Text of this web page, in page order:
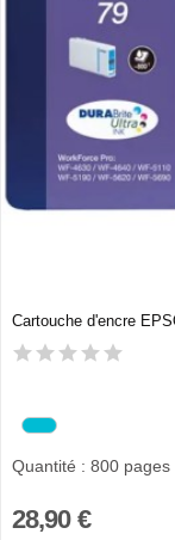
Cartouche d'encre
Quantité : 800 pages
28,90 €